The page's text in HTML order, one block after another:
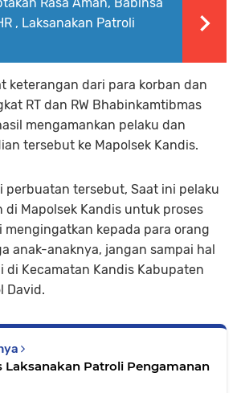
Rasa Aman, Babinsa
, Laksanakan Patroli
keterangan dari para korban dan
RT dan RW Bhabinkamtibmas
mengamankan pelaku dan
tersebut ke Mapolsek Kandis.
perbuatan tersebut, Saat ini pelaku
di Mapolsek Kandis untuk proses
mengingatkan kepada para orang
anak-anaknya, jangan sampai hal
di Kecamatan Kandis Kabupaten
David.
Laksanakan Patroli Pengamanan